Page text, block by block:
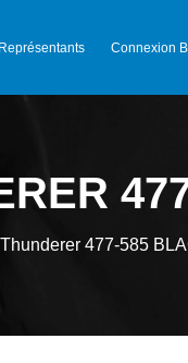
Représentants Connexion
477-585